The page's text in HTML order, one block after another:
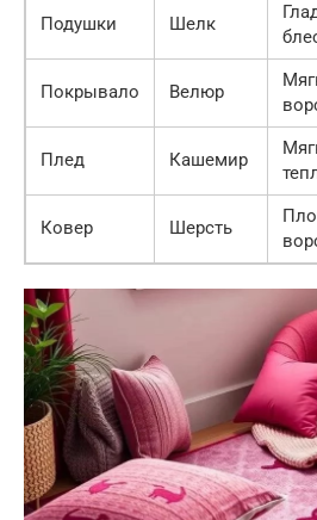
Подушки Шелк
Покрывало Велюр
Плед Кашемир
Ковер Шерсть